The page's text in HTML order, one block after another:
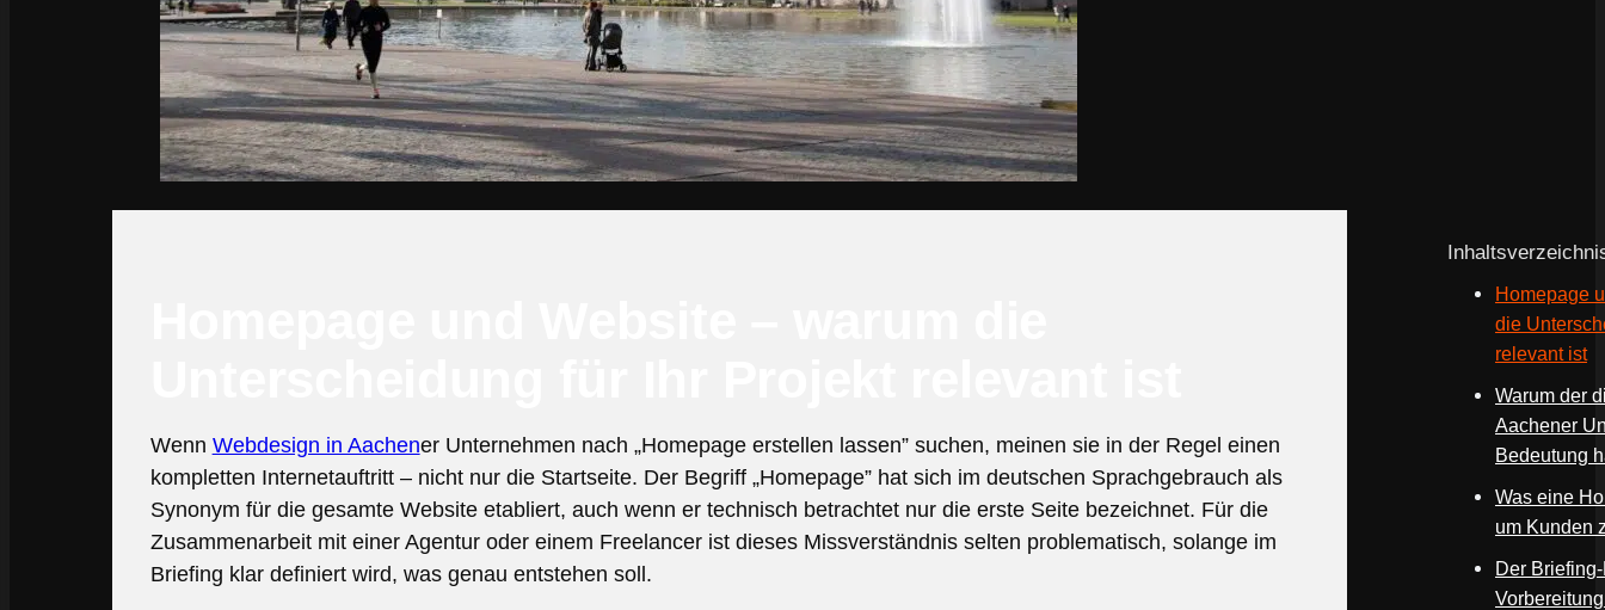
Wenn Webdesign in Aachener Unternehmen nach „Homepage erstellen lassen” suchen, meinen sie in der Regel einen
kompletten Internetauftritt – nicht nur die Startseite. Der Begriff „Homepage” hat sich im deutschen Sprachgebrauch als
Synonym für die gesamte Website etabliert, auch wenn er technisch betrachtet nur die erste Seite bezeichnet. Für die
Zusammenarbeit mit einer Agentur oder einem Freelancer ist dieses Missverständnis selten problematisch, solange im
Briefing klar definiert wird, was genau entstehen soll.
Homepage
die
relevant ist
Warum der
Aachener
Bedeutung
Was eine
um Kunden
Der